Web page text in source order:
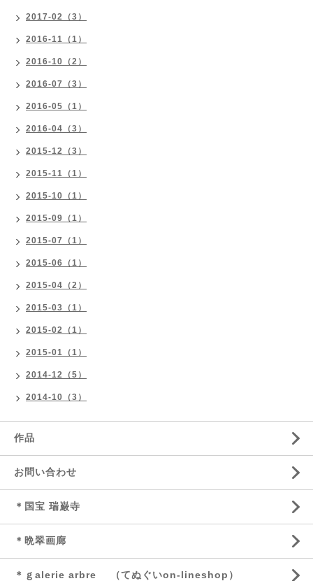
2017-02（3）
2016-11（1）
2016-10（2）
2016-07（3）
2016-05（1）
2016-04（3）
2015-12（3）
2015-11（1）
2015-10（1）
2015-09（1）
2015-07（1）
2015-06（1）
2015-04（2）
2015-03（1）
2015-02（1）
2015-01（1）
2014-12（5）
2014-10（3）
作品
お問い合わせ
＊国宝 瑞巌寺
＊晩翠画廊
＊ｇalerie arbre （てぬぐいon-lineshop）